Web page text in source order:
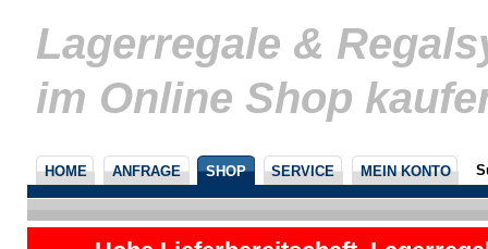
Lagerregale &
im Online Shop
HOME ANFRAGE SHOP SERVICE MEIN KONTO